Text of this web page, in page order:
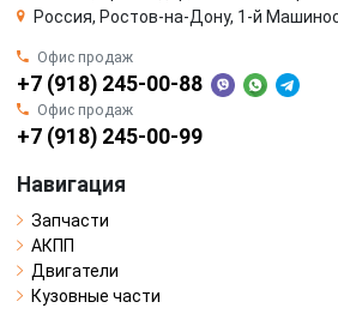
Россия, Ростов-на-Дону, 1-й
Офис продаж
+7 (918) 245-00-88
Офис продаж
+7 (918) 245-00-99
Навигация
Запчасти
АКПП
Двигатели
Кузовные части